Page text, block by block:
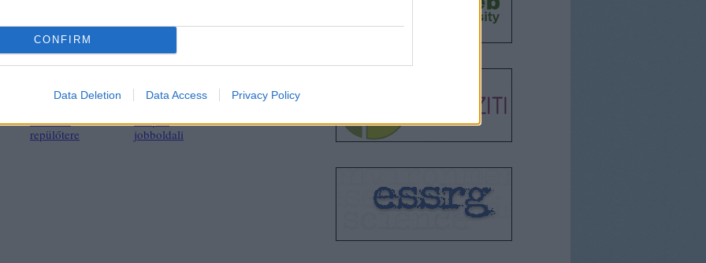
CONFIRM
Data Deletion Data Access Privacy Policy
A világ első
működő
repülőtere
Az ökológiai
szemléletű ember
eo ipso
jobboldali